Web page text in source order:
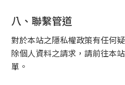
八、聯繫管道
對於本站之隱私權政策有任何
除個人資料之請求，請前往本
單。